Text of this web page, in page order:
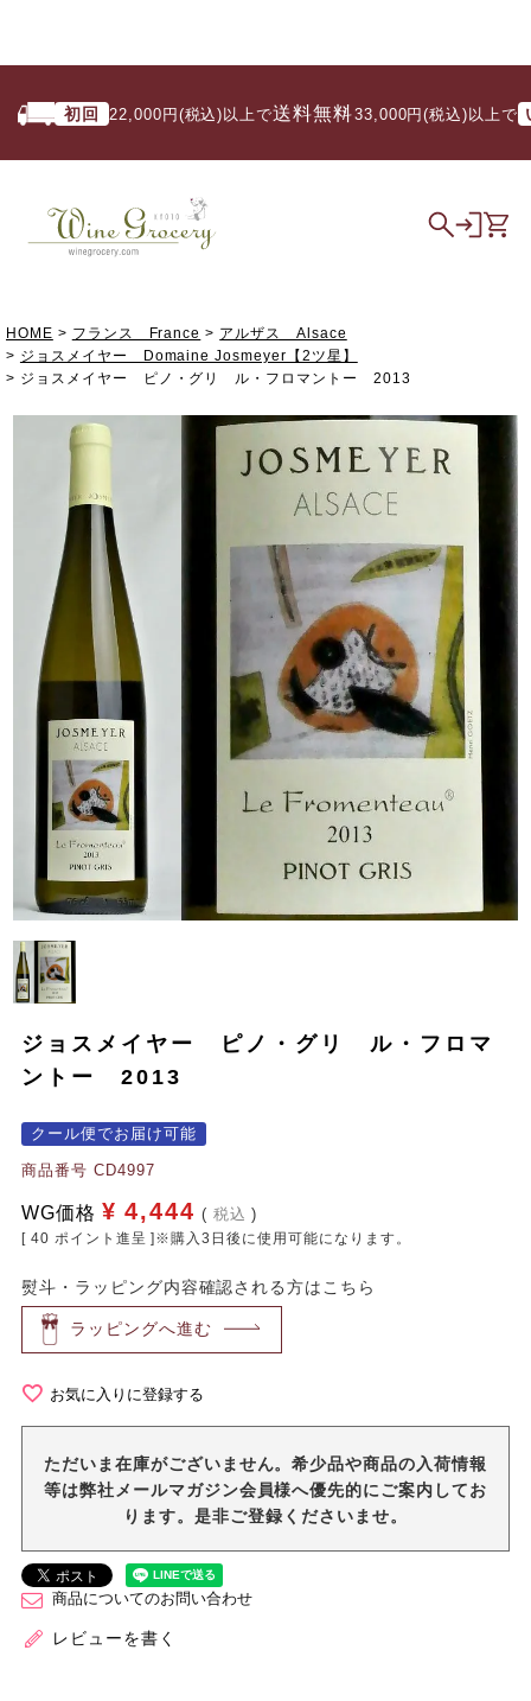
初回 22,000円(税込)以上で送料無料/ 33,000円(税込)以上で いつ
HOME フランス France
アルザス Alsace
ジョスメイヤー Domaine Josmeyer【2ツ星】
ジョスメイヤー ピノ・グリ ル・フロマントー 2013
ジョスメイヤー ピノ・グリ ル・フロマ
ントー 2013
クール便でお届け可能
商品番号 CD4997
WG価格 ¥ 4,444 税込
[ 40 ポイント進呈 ]※購入3日後に使用可能になります。
熨斗・ラッピング内容確認される方はこちら
ラッピングへ進む
お気に入りに登録する
ただいま在庫がございません。希少品や商品の入荷情報
等は弊社メールマガジン会員様へ優先的にご案内してお
ります。是非ご登録くださいませ。
商品についてのお問い合わせ
レビューを書く